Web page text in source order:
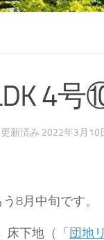
4
更新済み 2022年3月10
8月中旬です。
床下地（「 団地